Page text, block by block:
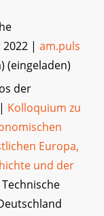
| am.puls
(eingeladen)
der
Kolloquium zu
Europa,
und der
Technische